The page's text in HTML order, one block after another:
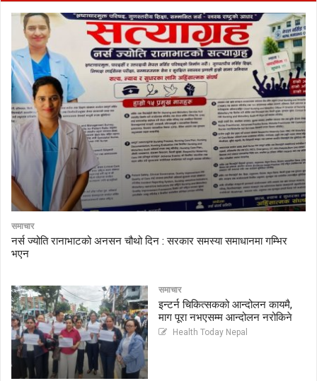
समाचार
नर्स ज्योति रानाभाटको अनसन चौथो दिन : सरकार समस्या समाधानमा गम्भिर
भएन
समाचार
इन्टर्न चिकित्सकको आन्दोलन कायमै,
माग पूरा नभएसम्म आन्दोलन नरोकिने
Health Today Nepal